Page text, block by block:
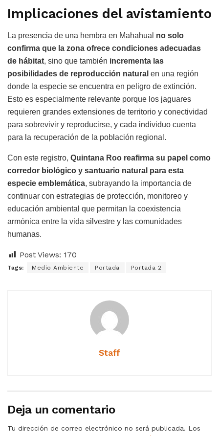
Implicaciones del avistamiento
La presencia de una hembra en Mahahual no solo
confirma que la zona ofrece condiciones adecuadas
de hábitat, sino que también incrementa las
posibilidades de reproducción natural en una región
donde la especie se encuentra en peligro de extinción.
Esto es especialmente relevante porque los jaguares
requieren grandes extensiones de territorio y conectividad
para sobrevivir y reproducirse, y cada individuo cuenta
para la recuperación de la población regional.
Con este registro, Quintana Roo reafirma su papel como
corredor biológico y santuario natural para esta
especie emblemática, subrayando la importancia de
continuar con estrategias de protección, monitoreo y
educación ambiental que permitan la coexistencia
armónica entre la vida silvestre y las comunidades
humanas.
Post Views: 170
Tags: Medio Ambiente Portada Portada 2
Staff
Deja un comentario
Tu dirección de correo electrónico no será publicada. Los